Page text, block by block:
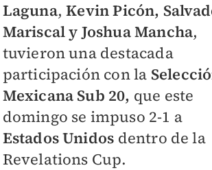
Laguna,Kevin Picón,
Mariscal y Joshua Mancha,
tuvieron una destacada
participación con la
Mexicana Sub 20, que este
domingo se impuso 2-1 a
Estados Unidos dentro de la
Revelations Cup.